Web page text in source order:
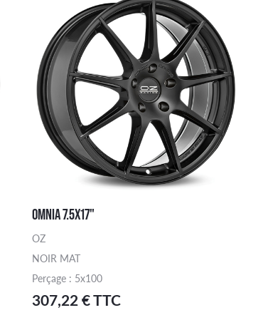
OMNIA 7.5X17"
OZ
NOIR MAT
Perçage : 5x100
307,22 € TTC